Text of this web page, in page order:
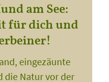
am See:
für dich und
eingezäunte
die Natur vor der